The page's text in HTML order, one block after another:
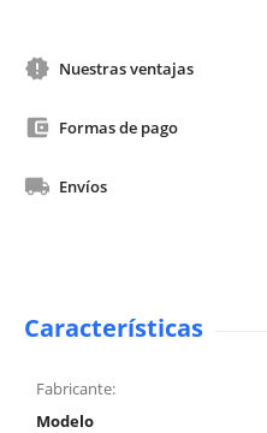
Nuestras ventajas
Formas de pago
Envíos
Características
Fabricante:
Modelo